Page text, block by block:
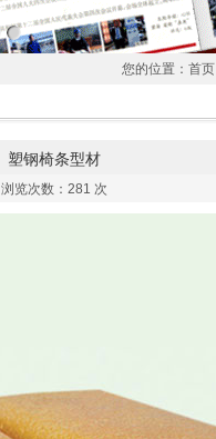
您的位置： 首页
塑钢椅条型材
浏览次数： 281 次